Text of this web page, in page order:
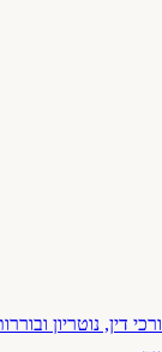
דין, נוטריון